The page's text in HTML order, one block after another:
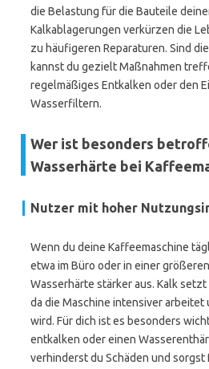
die Belastung für die Bauteile
Kalkablagerungen verkürzen die
zu häufigeren Reparaturen. Sind
kannst du gezielt Maßnahmen
regelmäßiges Entkalken oder den
Wasserfiltern.
Wer ist besonders
Wasserhärte bei
Nutzer mit hoher
Wenn du deine Kaffeemaschine
etwa im Büro oder in einer
Wasserhärte stärker aus. Kalk
da die Maschine intensiver
wird. Für dich ist es besonders
entkalken oder einen
verhinderst du Schäden und